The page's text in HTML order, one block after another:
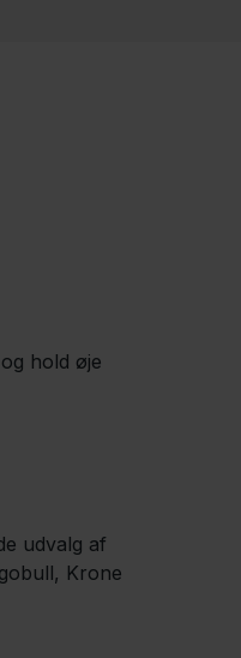
hold øje
udvalg af
Krone